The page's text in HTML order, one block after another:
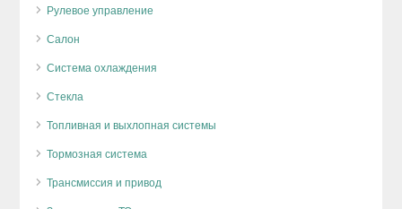
Рулевое управление
Салон
Система охлаждения
Стекла
Топливная и выхлопная системы
Тормозная система
Трансмиссия и привод